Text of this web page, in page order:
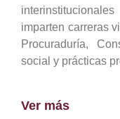
imparten carreras
Procuraduría,
social y prácticas
Ver más